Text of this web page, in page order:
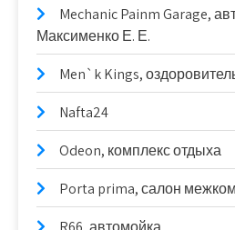
Mechanic Painm Garage,
Максименко Е. Е.
Men`k Kings,
Nafta24
Odeon, комплекс отдыха
Porta prima, салон